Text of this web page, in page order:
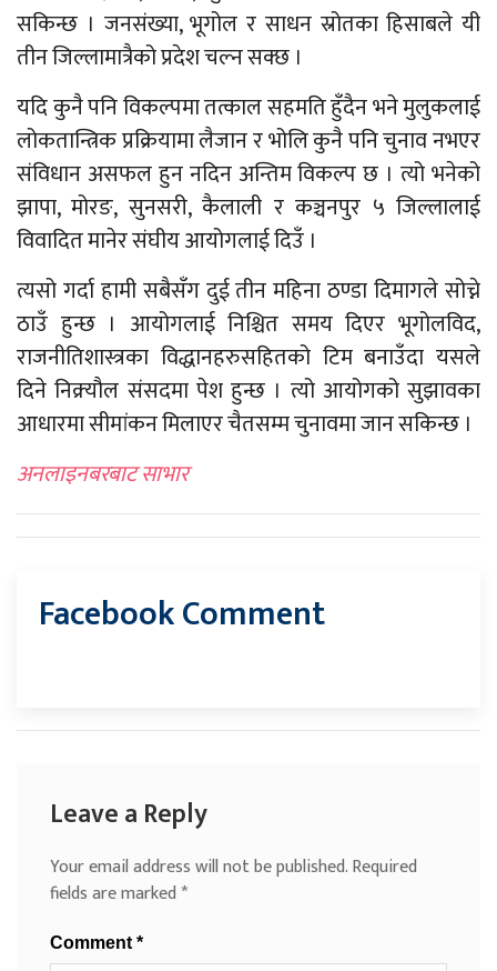
सकिन्छ । जनसंख्या, भूगोल र साधन स्रोतका हिसाबले यी
तीन जिल्लामात्रैको प्रदेश चल्न सक्छ ।
यदि कुनै पनि विकल्पमा तत्काल सहमति हुँदैन भने मुलुकलाई
लोकतान्त्रिक प्रक्रियामा लैजान र भोलि कुनै पनि चुनाव नभएर
संविधान असफल हुन नदिन अन्तिम विकल्प छ । त्यो भनेको
झापा, मोरङ, सुनसरी, कैलाली र कञ्चनपुर ५ जिल्लालाई
विवादित मानेर संघीय आयोगलाई दिउँ ।
त्यसो गर्दा हामी सबैसँग दुई तीन महिना ठण्डा दिमागले सोच्ने
ठाउँ हुन्छ । आयोगलाई निश्चित समय दिएर भूगोलविद,
राजनीतिशास्त्रका विद्धानहरुसहितको टिम बनाउँदा यसले
दिने निक्र्यौल संसदमा पेश हुन्छ । त्यो आयोगको सुझावका
आधारमा सीमांकन मिलाएर चैतसम्म चुनावमा जान सकिन्छ ।
अनलाइनबरबाट साभार
Facebook Comment
Leave a Reply
Your email address will not be published.Required
fields are marked*
Comment *